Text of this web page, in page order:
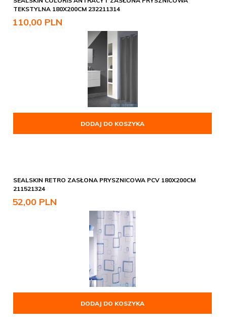
TEKSTYLNA 180X200CM 232211314
110,00 PLN
DODAJ DO KOSZYKA
SEALSKIN RETRO ZASŁONA PRYSZNICOWA PCV 180X200CM
211521324
52,00 PLN
DODAJ DO KOSZYKA